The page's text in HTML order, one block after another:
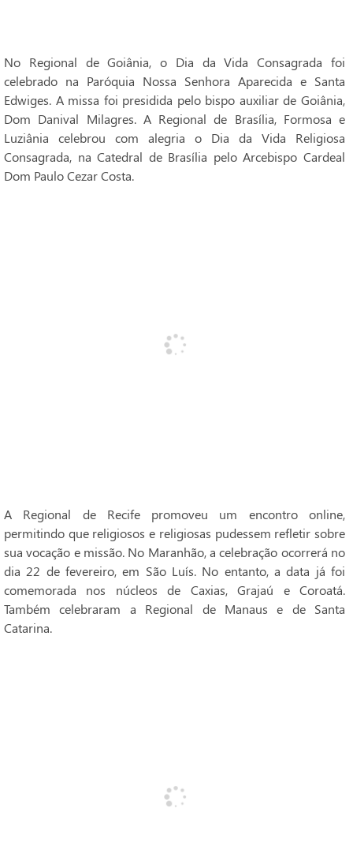
No Regional de Goiânia, o Dia da Vida Consagrada foi
celebrado na Paróquia Nossa Senhora Aparecida e Santa
Edwiges. A missa foi presidida pelo bispo auxiliar de Goiânia,
Dom Danival Milagres. A Regional de Brasília, Formosa e
Luziânia celebrou com alegria o Dia da Vida Religiosa
Consagrada, na Catedral de Brasília pelo Arcebispo Cardeal
Dom Paulo Cezar Costa.
A Regional de Recife promoveu um encontro online,
permitindo que religiosos e religiosas pudessem refletir sobre
sua vocação e missão. No Maranhão, a celebração ocorrerá no
dia 22 de fevereiro, em São Luís. No entanto, a data já foi
comemorada nos núcleos de Caxias, Grajaú e Coroatá.
Também celebraram a Regional de Manaus e de Santa
Catarina.